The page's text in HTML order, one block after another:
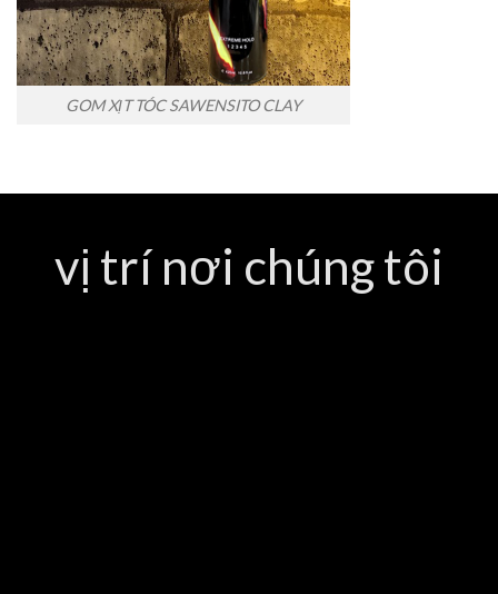
GOM XỊT TÓC SAWENSITO CLAY
vị trí nơi chúng tôi